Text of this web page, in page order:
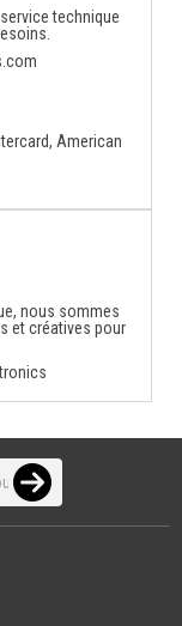
technique
American
nous sommes
et créatives pour